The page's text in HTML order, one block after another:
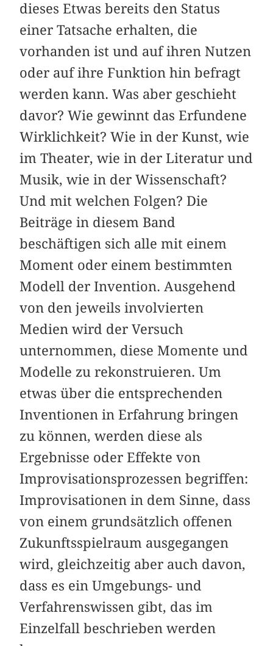
dieses Etwas bereits den Status
einer Tatsache erhalten, die
vorhanden ist und auf ihren Nutzen
oder auf ihre Funktion hin befragt
werden kann. Was aber geschieht
davor? Wie gewinnt das Erfundene
Wirklichkeit? Wie in der Kunst, wie
im Theater, wie in der Literatur und
Musik, wie in der Wissenschaft?
Und mit welchen Folgen? Die
Beiträge in diesem Band
beschäftigen sich alle mit einem
Moment oder einem bestimmten
Modell der Invention. Ausgehend
von den jeweils involvierten
Medien wird der Versuch
unternommen, diese Momente und
Modelle zu rekonstruieren. Um
etwas über die entsprechenden
Inventionen in Erfahrung bringen
zu können, werden diese als
Ergebnisse oder Effekte von
Improvisationsprozessen begriffen:
Improvisationen in dem Sinne, dass
von einem grundsätzlich offenen
Zukunftsspielraum ausgegangen
wird, gleichzeitig aber auch davon,
dass es ein Umgebungs- und
Verfahrenswissen gibt, das im
Einzelfall beschrieben werden